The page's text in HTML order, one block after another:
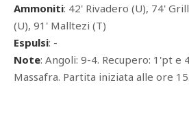
Ammoniti: 42' Rivadero (U), 74'
(U), 91' Malltezi (T)
Espulsi: -
Note: Angoli: 9-4. Recupero: 1'pt e
Massafra. Partita iniziata alle ore